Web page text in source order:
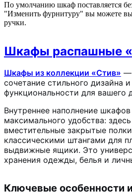
По умолчанию шкаф поставляется
"Изменить фурнитуру" вы можете
ручки.
Шкафы распашные
Шкафы из коллекции «Стив» —
сочетание стильного дизайна
функциональности для вашего
Внутреннее наполнение
максимального удобства:
вместительные закрытые
классическими штангами для
выдвижные ящики. Это
хранения одежды, белья и
Ключевые особенности